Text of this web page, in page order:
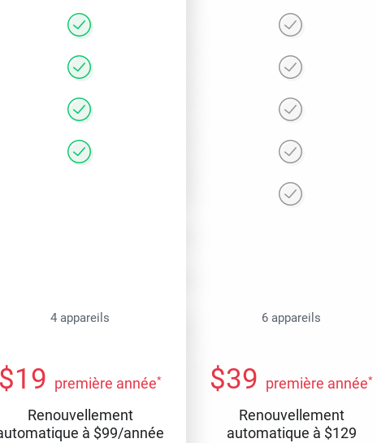
4 appareils 6 appareils
$19 première année*
Renouvellement
à $99/année
$39 première année*
Renouvellement
automatique à $129